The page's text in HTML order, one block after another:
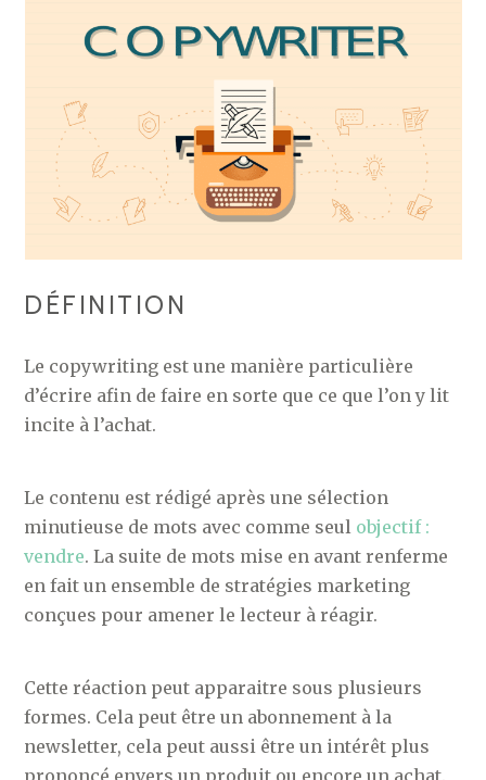
DÉFINITION
Le copywriting est une manière particulière
d’écrire afin de faire en sorte que ce que l’on y lit
incite à l’achat.
Le contenu est rédigé après une sélection
minutieuse de mots avec comme seul objectif :
vendre. La suite de mots mise en avant renferme
en fait un ensemble de stratégies marketing
conçues pour amener le lecteur à réagir.
Cette réaction peut apparaitre sous plusieurs
formes. Cela peut être un abonnement à la
newsletter, cela peut aussi être un intérêt plus
prononcé envers un produit ou encore un achat.